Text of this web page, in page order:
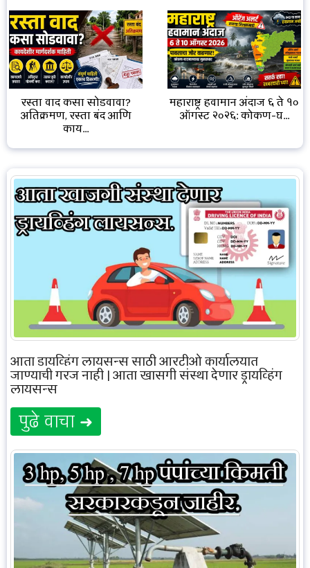
रस्ता वाद कसा सोडवावा?
अतिक्रमण, रस्ता बंद आणि
काय...
महाराष्ट्र हवामान अंदाज ६ ते १०
ऑगस्ट २०२६: कोकण-घ...
आता ड्रायव्हिंग लायसन्स साठी आरटीओ कार्यालयात
जाण्याची गरज नाही | आता खासगी संस्था देणार ड्रायव्हिंग
लायसन्स
पुढे वाचा ➜